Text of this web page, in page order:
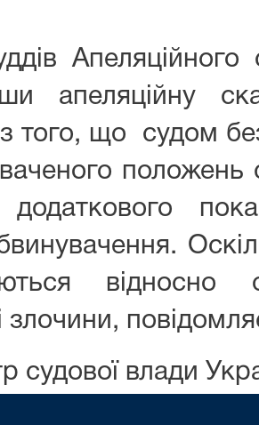
апеляційну
того, що судом
положень
злочини,
судової влади